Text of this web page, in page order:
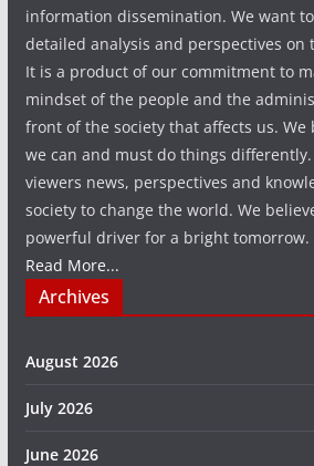
information dissemination. We want
detailed analysis and perspectives on
It is a product of our commitment to
mindset of the people and the
front of the society that affects us.
we can and must do things
viewers news, perspectives and
society to change the world. We
powerful driver for a bright tomorrow.
Read More...
Archives
August 2026
July 2026
June 2026